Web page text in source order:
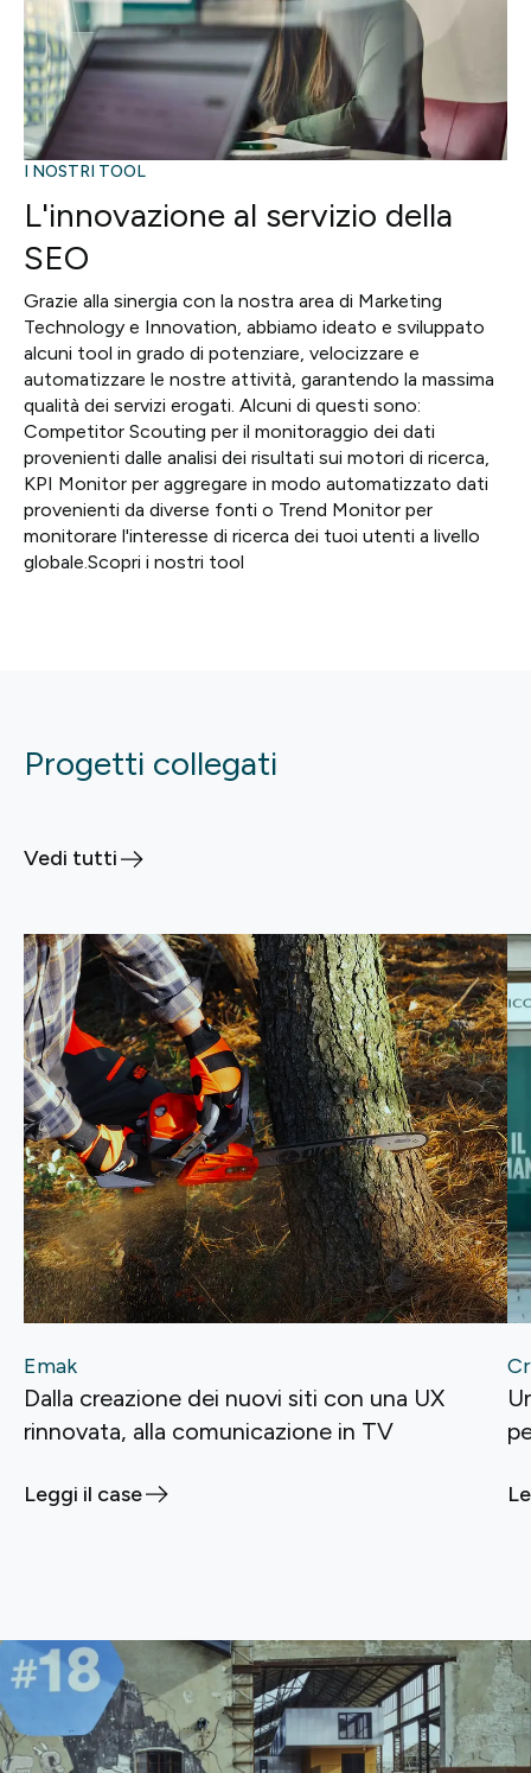
I NOSTRI TOOL
L'innovazione al servizio della
SEO
Grazie alla sinergia con la nostra area di Marketing
Technology e Innovation, abbiamo ideato e sviluppato
alcuni tool in grado di potenziare, velocizzare e
automatizzare le nostre attività, garantendo la massima
qualità dei servizi erogati. Alcuni di questi sono:
Competitor Scouting per il monitoraggio dei dati
provenienti dalle analisi dei risultati sui motori di ricerca,
KPI Monitor per aggregare in modo automatizzato dati
provenienti da diverse fonti o Trend Monitor per
monitorare l'interesse di ricerca dei tuoi utenti a livello
globale.Scopri i nostri tool
Progetti collegati
Vedi tutti
Emak
Dalla creazione dei nuovi siti con una UX
rinnovata, alla comunicazione in TV
Leggi il case